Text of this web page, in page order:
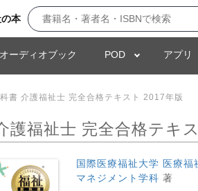
本
オーディオブック POD アプリ
書 介護福祉士 完全合格テキスト 2017年版
護福祉士 完全合格テキ
国際医療福祉大学 医療福
マネジメント学科 著